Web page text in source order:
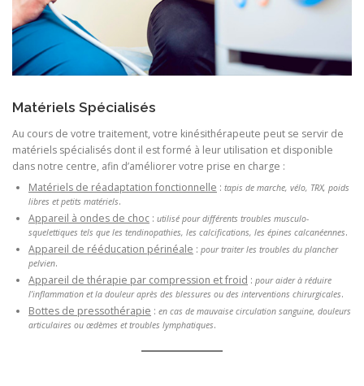
Matériels Spécialisés
Au cours de votre traitement, votre kinésithérapeute peut se servir de
matériels spécialisés dont il est formé à leur utilisation et disponible
dans notre centre, afin d’améliorer votre prise en charge :
Matériels de réadaptation fonctionnelle : tapis de marche, vélo, TRX, poids
libres et petits matériels.
Appareil à ondes de choc : utilisé pour différents troubles musculo-
squelettiques tels que les tendinopathies, les calcifications, les épines calcanéennes.
Appareil de rééducation périnéale : pour traiter les troubles du plancher
pelvien.
Appareil de thérapie par compression et froid : pour aider à réduire
l’inflammation et la douleur après des blessures ou des interventions chirurgicales.
Bottes de pressothérapie : en cas de mauvaise circulation sanguine, douleurs
articulaires ou œdèmes et troubles lymphatiques.